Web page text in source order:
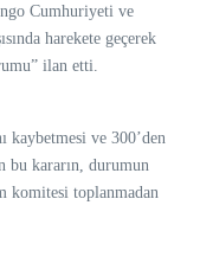
Cumhuriyeti ve
harekete geçerek
ilan etti.
kaybetmesi ve 300’den
bu kararın, durumun
komitesi toplanmadan